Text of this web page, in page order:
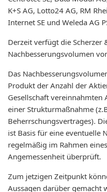
K+S AG, Lotto24 AG, RM
Internet SE und Weleda AG
Derzeit verfügt die Scherzer
Nachbesserungsvolumen
Das
Produkt der Anzahl der
Gesellschaft vereinnahmten
einer Strukturmaßnahme
Beherrschungsvertrages).
ist Basis für eine eventuelle
regelmäßig im Rahmen
Angemessenheit überprüft.
Zum jetzigen Zeitpunkt
Aussagen darüber gemacht